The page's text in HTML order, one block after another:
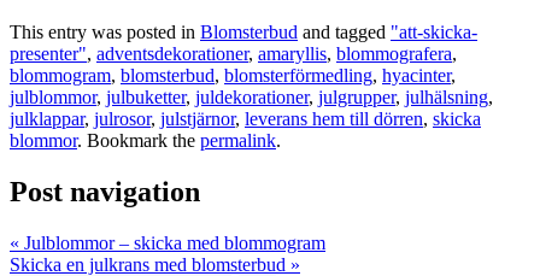
This entry was posted in Blomsterbud and tagged "att-skicka-
presenter", adventsdekorationer, amaryllis, blommografera,
blommogram, blomsterbud, blomsterförmedling, hyacinter,
julblommor, julbuketter, juldekorationer, julgrupper, julhälsning,
julklappar, julrosor, julstjärnor, leverans hem till dörren, skicka
blommor. Bookmark the permalink.
Post navigation
« Julblommor – skicka med blommogram
Skicka en julkrans med blomsterbud »